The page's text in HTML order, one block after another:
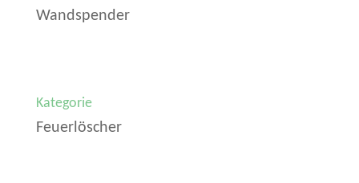
Wandspender
Kategorie
Feuerlöscher